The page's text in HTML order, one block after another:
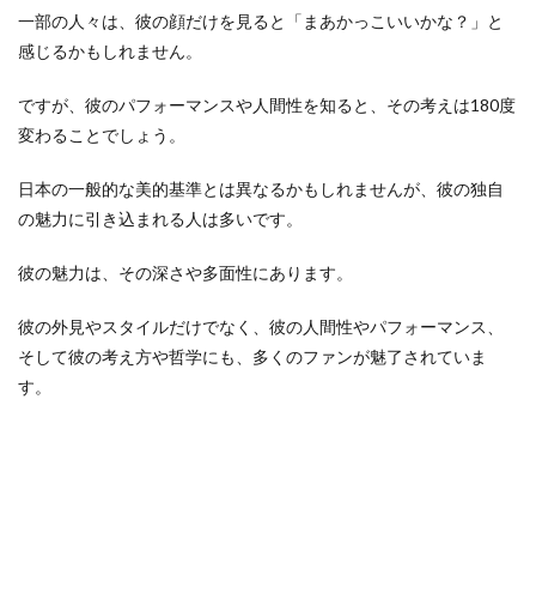
一部の人々は、彼の顔だけを見ると「まあかっこいいかな？」と
感じるかもしれません。
ですが、彼のパフォーマンスや人間性を知ると、その考えは180度
変わることでしょう。
日本の一般的な美的基準とは異なるかもしれませんが、彼の独自
の魅力に引き込まれる人は多いです。
彼の魅力は、その深さや多面性にあります。
彼の外見やスタイルだけでなく、彼の人間性やパフォーマンス、
そして彼の考え方や哲学にも、多くのファンが魅了されていま
す。